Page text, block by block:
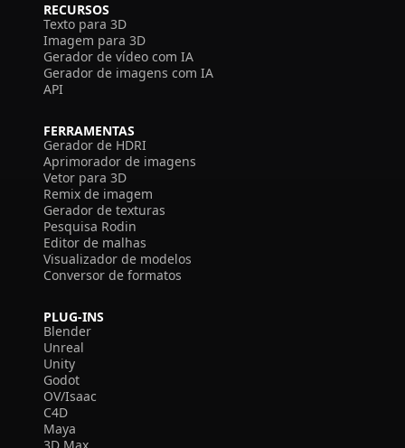
RECURSOS
Texto para 3D
Imagem para 3D
Gerador de vídeo com IA
Gerador de imagens com IA
API
FERRAMENTAS
Gerador de HDRI
Aprimorador de imagens
Vetor para 3D
Remix de imagem
Gerador de texturas
Pesquisa Rodin
Editor de malhas
Visualizador de modelos
Conversor de formatos
PLUG-INS
Blender
Unreal
Unity
Godot
OV/Isaac
C4D
Maya